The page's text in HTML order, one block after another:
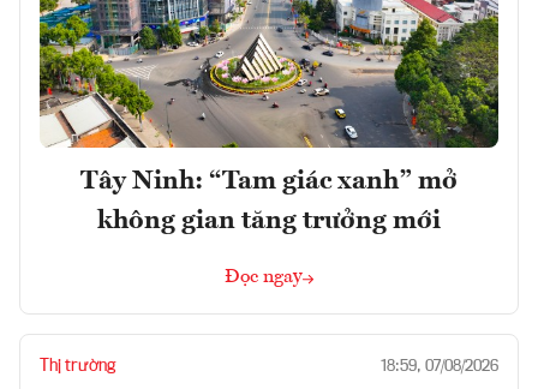
Tây Ninh: “Tam giác xanh” mở
không gian tăng trưởng mới
Đọc ngay
Thị trường 18:59, 07/08/2026